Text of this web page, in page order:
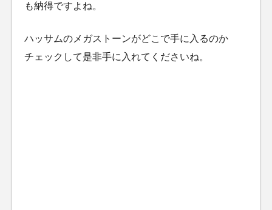
も納得ですよね。
ハッサムのメガストーンがどこで手に入るのか
チェックして是非手に入れてくださいね。